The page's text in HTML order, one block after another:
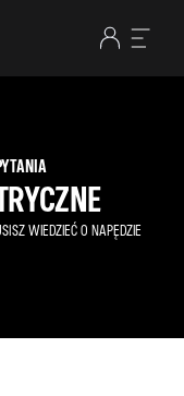
WIEDZIEĆ O NAPĘDZIE